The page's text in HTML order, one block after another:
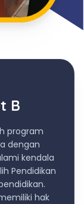
B
program
dengan
kendala
Pendidikan
hak